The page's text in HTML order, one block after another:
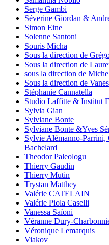
Serge Gambi
Séverine Giordan &
Simon Eine
Solenne Santoni
Souris Micha
Sous la direction de
Sous la direction de
sous la direction de
Sous la direction de
Stéphanie Cannatella
Studio Laffitte & Institut
Sylvia Gian
Sylviane Bonte
Sylviane Bonte &Yves
Sylvie Alémanno-
Bachelard
Theodor Paleologu
Thierry Gaudin
Thierry Mutin
Trystan Matthey
Valérie CATELAIN
Valérie Piola Caselli
Vanessa Saïoni
Véranne Dury-
Véronique Lemarquis
Viakov